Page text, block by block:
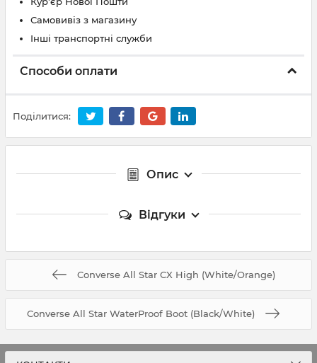
Самовивіз з магазину
Інші транспортні служби
Способи оплати
Поділитися:
Опис
Відгуки
Converse All Star CX High (White/Orange)
Converse All Star WaterProof Boot (Black/White)